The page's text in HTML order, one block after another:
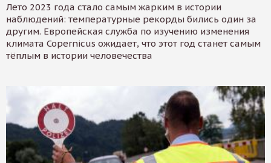
Лето 2023 года стало самым жарким в истории
наблюдений: температурные рекорды бились один за
другим. Европейская служба по изучению изменения
климата Copernicus ожидает, что этот год станет самым
тёплым в истории человечества